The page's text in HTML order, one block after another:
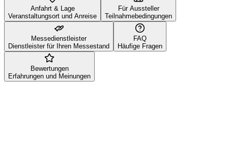
Anfahrt & Lage
Veranstaltungsort und Anreise
Für Aussteller
Teilnahmebedingungen
Messedienstleister
Dienstleister für Ihren Messestand
FAQ
Häufige Fragen
Bewertungen
Erfahrungen und Meinungen